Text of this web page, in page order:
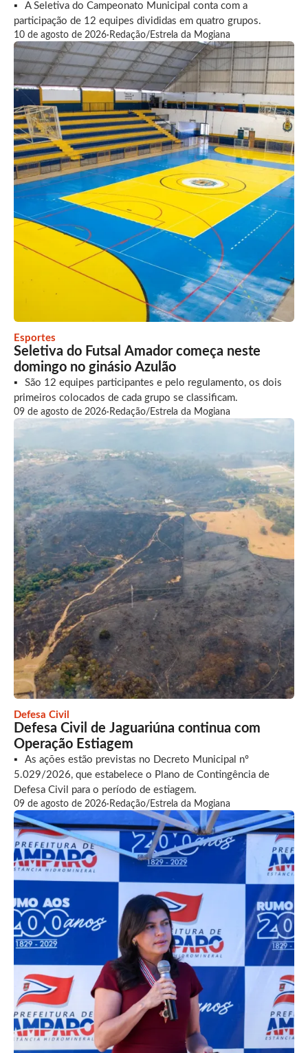
A Seletiva do Campeonato Municipal conta com a
participação de 12 equipes divididas em quatro grupos.
10 de agosto de 2026· Redação/Estrela da Mogiana
Esportes
Seletiva do Futsal Amador começa neste
domingo no ginásio Azulão
São 12 equipes participantes e pelo regulamento, os dois
primeiros colocados de cada grupo se classificam.
09 de agosto de 2026· Redação/Estrela da Mogiana
Defesa Civil
Defesa Civil de Jaguariúna continua com
Operação Estiagem
As ações estão previstas no Decreto Municipal nº
5.029/2026, que estabelece o Plano de Contingência de
Defesa Civil para o período de estiagem.
09 de agosto de 2026· Redação/Estrela da Mogiana